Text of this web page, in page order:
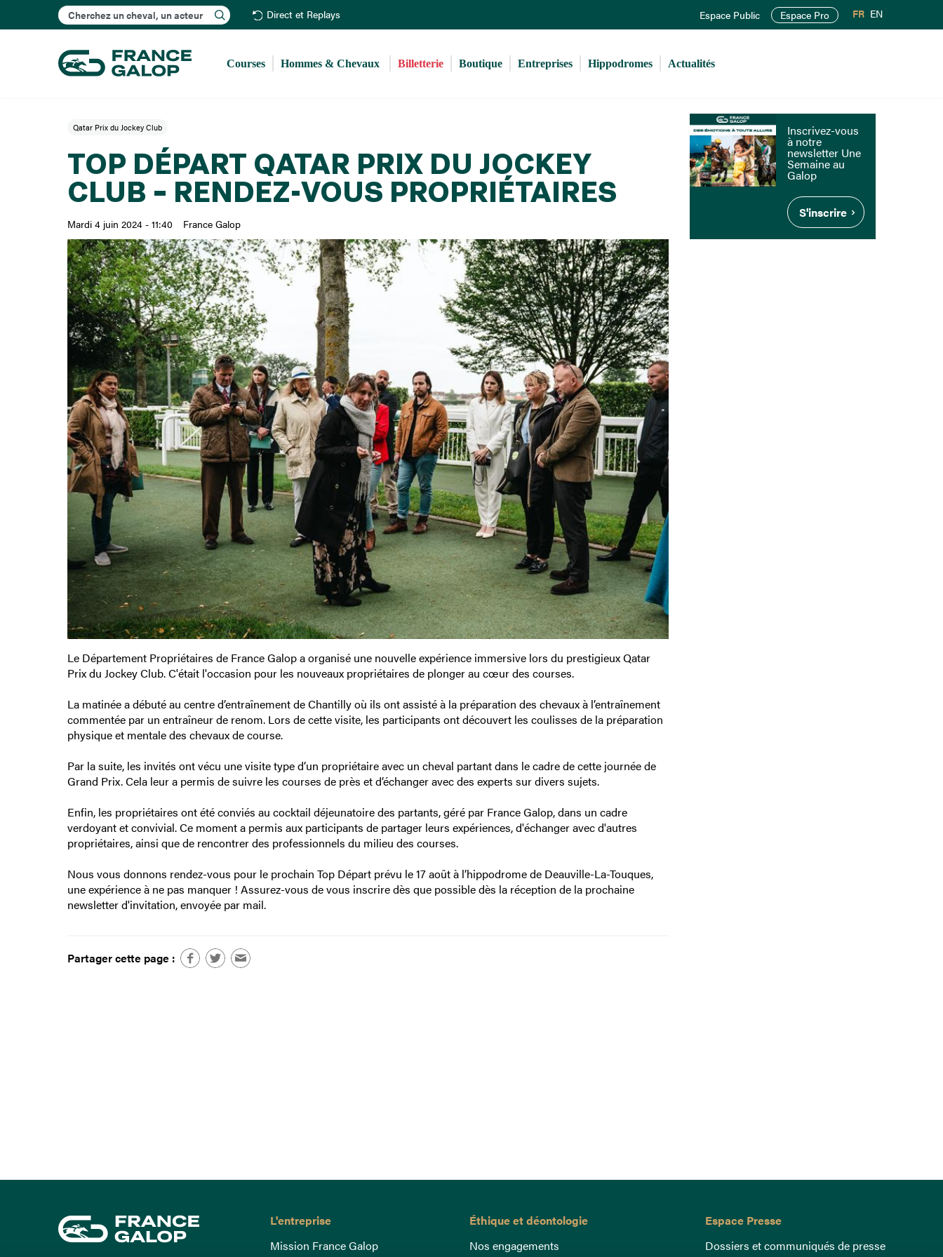
au
principal
Rechercher Direct et Replays Espace Public Espace Pro FR EN
Courses Hommes & Chevaux Billetterie Boutique Entreprises Hippodromes Actualités
TOP DÉPART QATAR PRIX DU JOCKEY
CLUB – RENDEZ-VOUS PROPRIÉTAIRES
Mardi 4 juin 2024 - 11:40 France Galop
Qatar Prix du Jockey Club
Le Département Propriétaires de France Galop a organisé une nouvelle expérience immersive lors du prestigieux Qatar
Prix du Jockey Club. C'était l'occasion pour les nouveaux propriétaires de plonger au cœur des courses.
La matinée a débuté au centre d’entraînement de Chantilly où ils ont assisté à la préparation des chevaux à l’entraînement
commentée par un entraîneur de renom. Lors de cette visite, les participants ont découvert les coulisses de la préparation
physique et mentale des chevaux de course.
Par la suite, les invités ont vécu une visite type d’un propriétaire avec un cheval partant dans le cadre de cette journée de
Grand Prix. Cela leur a permis de suivre les courses de près et d’échanger avec des experts sur divers sujets.
Enfin, les propriétaires ont été conviés au cocktail déjeunatoire des partants, géré par France Galop, dans un cadre
verdoyant et convivial. Ce moment a permis aux participants de partager leurs expériences, d'échanger avec d'autres
propriétaires, ainsi que de rencontrer des professionnels du milieu des courses.
Nous vous donnons rendez-vous pour le prochain Top Départ prévu le 17 août à l’hippodrome de Deauville-La-Touques,
une expérience à ne pas manquer ! Assurez-vous de vous inscrire dès que possible dès la réception de la prochaine
newsletter d'invitation, envoyée par mail.
Partager cette page :
Inscrivez-vous
à notre
newsletter Une
Semaine au
Galop
S'inscrire
L'entreprise
Mission France Galop
Éthique et déontologie
Nos engagements
Espace Presse
Dossiers et communiqués de presse